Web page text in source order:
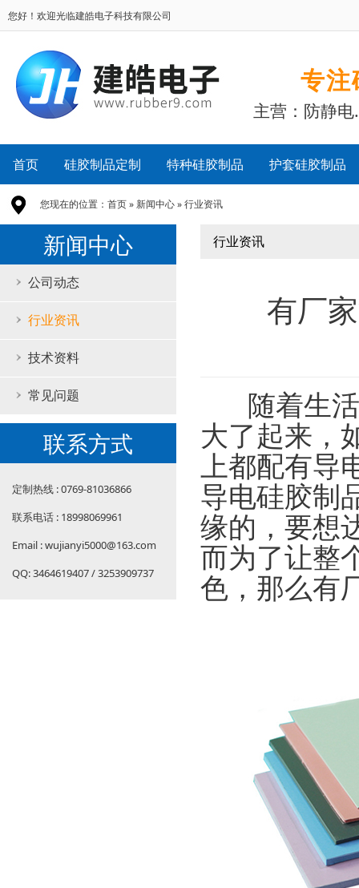
您好！欢迎光临建皓电子科技有限公司
专注
主营：防静
首页 硅胶制品定制 特种硅胶制品 护套硅胶制品
您现在的位置： 首页» 新闻中心»行业资讯
新闻中心
公司动态
行业资讯
技术资料
常见问题
联系方式
定制热线 : 0769-81036866
联系电话 : 18998069961
Email : wujianyi5000@163.com
QQ: 3464619407 / 3253909737
行业资讯
有厂
随着生
大了起来，
上都配有导
导电硅胶制
缘的，要想
而为了让整
色，那么有